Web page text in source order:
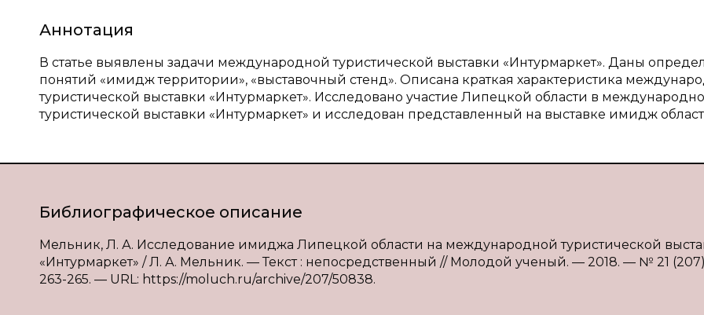
Аннотация
В статье выявлены задачи международной туристической выставки «Интурмаркет». Даны
понятий «имидж территории», «выставочный стенд». Описана краткая характеристика
туристической выставки «Интурмаркет». Исследовано участие Липецкой области в
туристической выставки «Интурмаркет» и исследован представленный на выставке имидж
Библиографическое описание
Мельник, Л. А. Исследование имиджа Липецкой области на международной туристической
«Интурмаркет» / Л. А. Мельник. — Текст : непосредственный // Молодой ученый. — 2018. — № 21
263-265. — URL: https://moluch.ru/archive/207/50838.